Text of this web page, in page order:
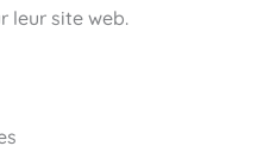
leur site web.